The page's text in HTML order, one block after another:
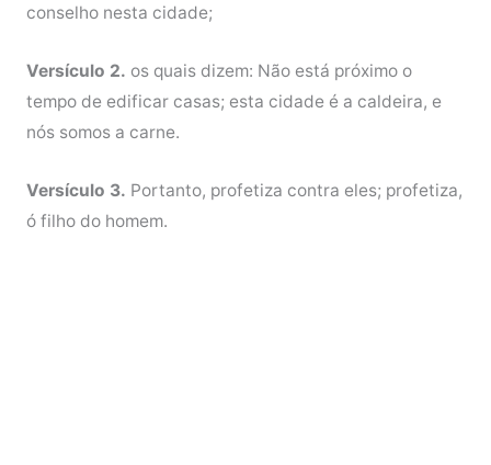
conselho nesta cidade;
Versículo 2. os quais dizem: Não está próximo o
tempo de edificar casas; esta cidade é a caldeira, e
nós somos a carne.
Versículo 3. Portanto, profetiza contra eles; profetiza,
ó filho do homem.